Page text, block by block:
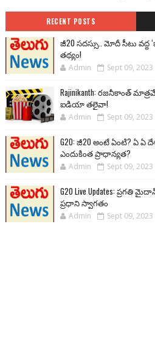
RECENT POSTS
జీ20 సదస్సు.. మోదీ సీటు వద్ద
తథ్యం!
Admin Sept 09, 2023
Rajinikanth: రజనీకాంత్
ఐడియా తలైవా!
Admin Sept 09, 2023
G20: జీ20 అంటే ఏంటి? ఏ ఏ
ఎందుకింత ప్రాధాన్యత?
Admin Sept 09, 2023
G20 Live Updates:
ప్రధాని స్వాగతం
Admin Sept 09, 2023